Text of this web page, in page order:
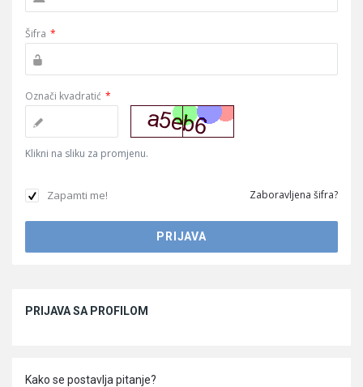
Šifra *
Označi kvadratić *
Klikni na sliku za promjenu.
Zapamti me! Zaboravljena šifra?
PRIJAVA SA PROFILOM
Kako se postavlja pitanje?